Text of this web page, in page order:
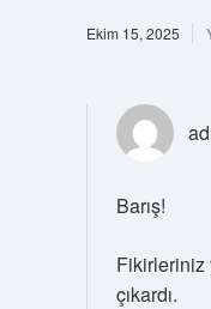
Ekim 15, 2025
Barış!
Fikirleriniz
çıkardı.